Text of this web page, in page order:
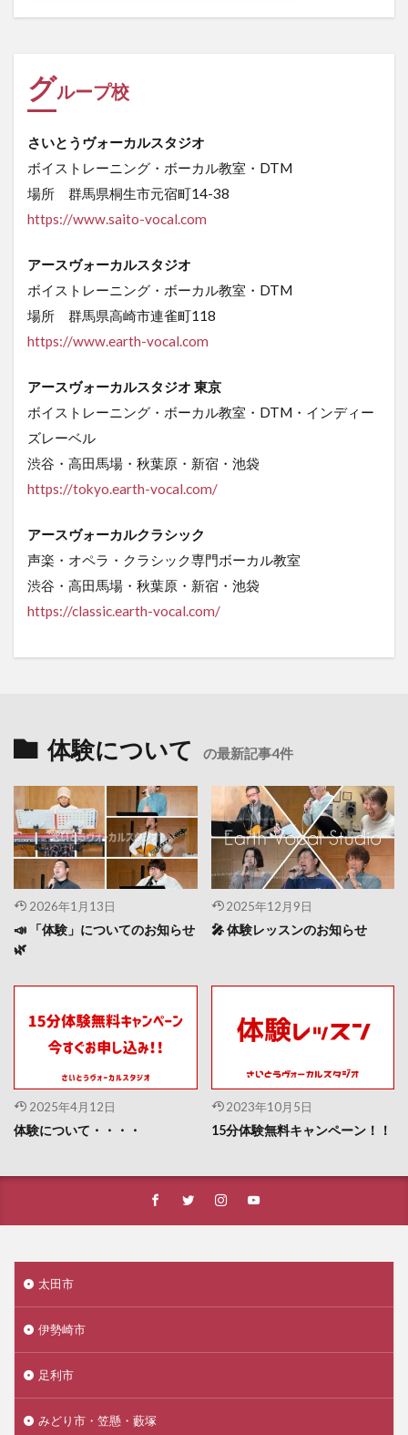
グループ校
さいとうヴォーカルスタジオ
ボイストレーニング・ボーカル教室・DTM
場所 群馬県桐生市元宿町14-38
https://www.saito-vocal.com
アースヴォーカルスタジオ
ボイストレーニング・ボーカル教室・DTM
場所 群馬県高崎市連雀町118
https://www.earth-vocal.com
アースヴォーカルスタジオ 東京
ボイストレーニング・ボーカル教室・DTM・インディー
ズレーベル
渋谷・高田馬場・秋葉原・新宿・池袋
https://tokyo.earth-vocal.com/
アースヴォーカルクラシック
声楽・オペラ・クラシック専門ボーカル教室
渋谷・高田馬場・秋葉原・新宿・池袋
https://classic.earth-vocal.com/
体験について の最新記事4件
2026年1月13日
📣 「体験」についてのお知らせ
🌿
2025年12月9日
🎤 体験レッスンのお知らせ
2025年4月12日
体験について・・・・
2023年10月5日
15分体験無料キャンペーン！！
太田市
伊勢崎市
足利市
みどり市・笠懸・藪塚